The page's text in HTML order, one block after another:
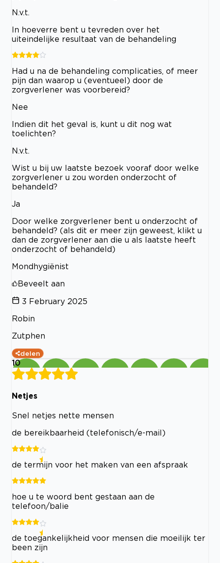
N.v.t.
In hoeverre bent u tevreden over het
uiteindelijke resultaat van de behandeling
Had u na de behandeling complicaties, of meer
pijn dan waarop u (eventueel) door de
zorgverlener was voorbereid?
Nee
Indien dit het geval is, kunt u dit nog wat
toelichten?
N.v.t.
Wist u bij uw laatste bezoek vooraf door welke
zorgverlener u zou worden onderzocht of
behandeld?
Ja
Door welke zorgverlener bent u onderzocht of
behandeld? (als dit er meer zijn geweest, klikt u
dan de zorgverlener aan die u als laatste heeft
onderzocht of behandeld)
Mondhygiënist
Beveelt aan
3 February 2025
Robin
Zutphen
delen
10
Netjes
Snel netjes nette mensen
de bereikbaarheid (telefonisch/e-mail)
de termijn voor het maken van een afspraak
hoe u te woord bent gestaan aan de
telefoon/balie
de toegankelijkheid voor mensen die moeilijk ter
been zijn